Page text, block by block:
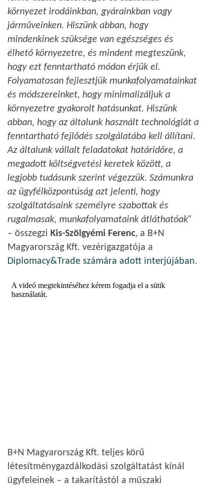
környezet irodáinkban, gyárainkban vagy
járműveinken. Hiszünk abban, hogy
mindenkinek szüksége van egészséges és
élhető környezetre, és mindent megteszünk,
hogy ezt fenntartható módon érjük el.
Folyamatosan fejlesztjük munkafolyamatainkat
és módszereinket, hogy minimalizáljuk a
környezetre gyakorolt hatásunkat. Hiszünk
abban, hogy az általunk használt technológiát a
fenntartható fejlődés szolgálatába kell állítani.
Az általunk vállalt feladatokat határidőre, a
megadott költségvetési keretek között, a
legjobb tudásunk szerint végezzük. Számunkra
az ügyfélközpontúság azt jelenti, hogy
szolgáltatásaink személyre szabottak és
rugalmasak, munkafolyamataink átláthatóak”
– összegzi Kis-Szölgyémi Ferenc, a B+N
Magyarország Kft. vezérigazgatója a
Diplomacy&Trade számára adott interjújában.
B+N Magyarország Kft. teljes körű
létesítménygazdálkodási szolgáltatást kínál
ügyfeleinek – a takarítástól a műszaki